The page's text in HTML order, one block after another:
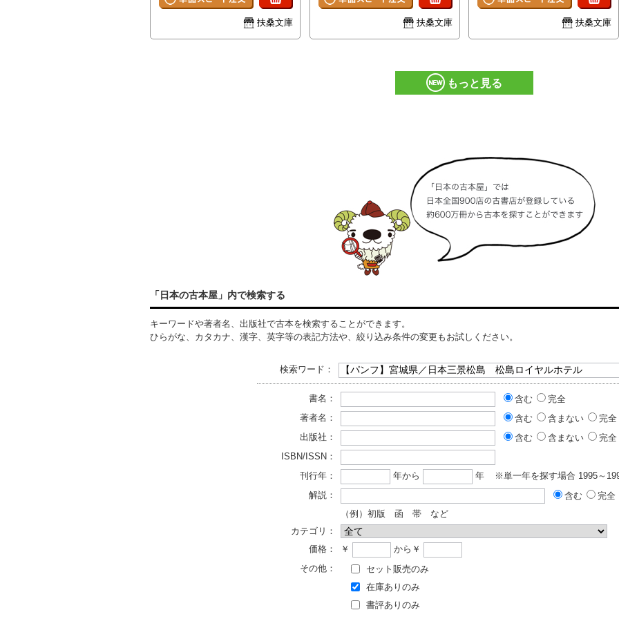
扶桑文庫 扶桑文庫 扶桑文庫
もっと見る
「日本の古本屋」内で検索する
キーワードや著者名、出版社で古本を検索することができます。
ひらがな、カタカナ、漢字、英字等の表記方法や、絞り込み条件の変更もお試しください。
検索ワード：
書名： 含む
完全
著者名：
含む 含まない
完全
出版社：
含む 含まない
完全
ISBN/ISSN：
刊行年：
年から 年
※単一年を探す場合 1995～
解説：
含む
完全
（例）初版 函 帯 など
カテゴリ：
価格：
￥
から￥
その他：
セット販売のみ
在庫ありのみ
書評ありのみ